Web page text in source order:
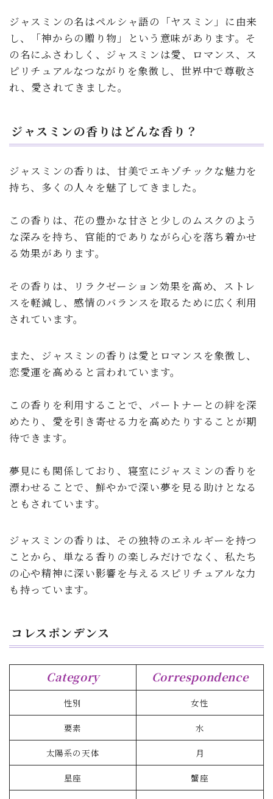
ジャスミンの名はペルシャ語の「ヤスミン」に由来
し、「神からの贈り物」という意味があります。そ
の名にふさわしく、ジャスミンは愛、ロマンス、ス
ピリチュアルなつながりを象徴し、世界中で尊敬さ
れ、愛されてきました。
ジャスミンの香りはどんな香り？
ジャスミンの香りは、甘美でエキゾチックな魅力を
持ち、多くの人々を魅了してきました。
この香りは、花の豊かな甘さと少しのムスクのよう
な深みを持ち、官能的でありながら心を落ち着かせ
る効果があります。
その香りは、リラクゼーション効果を高め、ストレ
スを軽減し、感情のバランスを取るために広く利用
されています。
また、ジャスミンの香りは愛とロマンスを象徴し、
恋愛運を高めると言われています。
この香りを利用することで、パートナーとの絆を深
めたり、愛を引き寄せる力を高めたりすることが期
待できます。
夢見にも関係しており、寝室にジャスミンの香りを
漂わせることで、鮮やかで深い夢を見る助けとなる
ともされています。
ジャスミンの香りは、その独特のエネルギーを持つ
ことから、単なる香りの楽しみだけでなく、私たち
の心や精神に深い影響を与えるスピリチュアルな力
も持っています。
コレスポンデンス
Category Correspondence
性別 女性
要素 水
太陽系の天体 月
星座 蟹座